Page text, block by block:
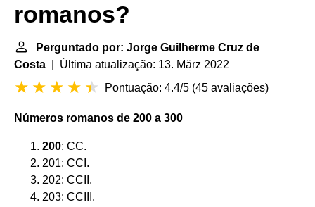
romanos?
Perguntado por: Jorge Guilherme Cruz de
Costa | Última atualização: 13. März 2022
Pontuação: 4.4/5 (45 avaliações)
Números romanos de 200 a 300
200: CC.
201: CCI.
202: CCII.
203: CCIII.